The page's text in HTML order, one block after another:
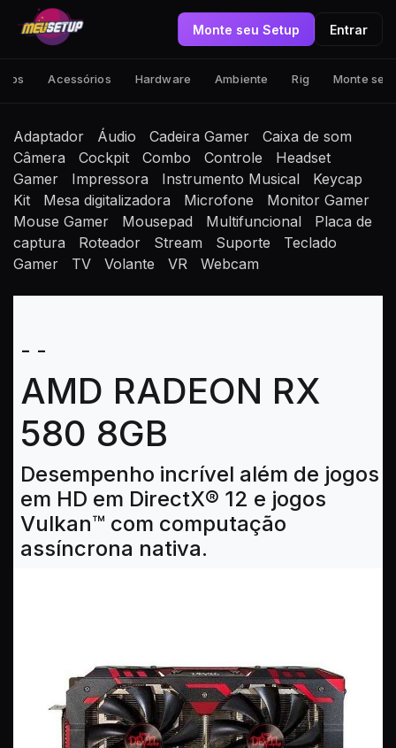
Monte seu Setup Entrar
Acessórios Hardware Ambiente Rig Monte seu
Adaptador Áudio Cadeira Gamer
Caixa de som
Câmera
Cockpit Combo Controle
Headset
Gamer
Impressora Instrumento Musical
Keycap
Kit
Mesa digitalizadora Microfone
Monitor Gamer
Mouse Gamer
Mousepad Multifuncional
Placa de
captura
Roteador Stream Suporte
Teclado
Gamer
TV Volante VR Webcam
- -
AMD RADEON RX
580 8GB
Desempenho incrível além de jogos
em HD em DirectX® 12 e jogos
Vulkan™ com computação
assíncrona nativa.